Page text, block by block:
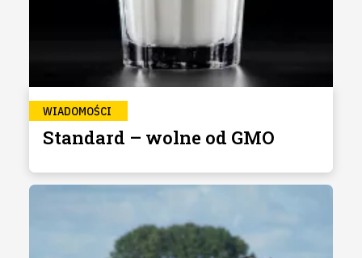
WIADOMOŚCI
Standard – wolne od GMO